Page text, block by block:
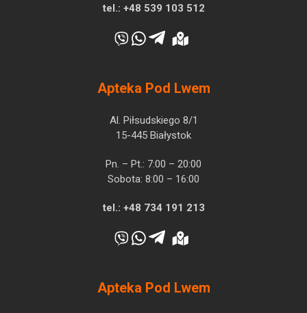
tel.: +48 539 103 512
Apteka Pod Lwem
Al. Piłsudskiego 8/1
15-445 Białystok
Pn. – Pt.: 7:00 – 20:00
Sobota: 8:00 – 16:00
tel.: +48 734 191 213
Apteka Pod Lwem